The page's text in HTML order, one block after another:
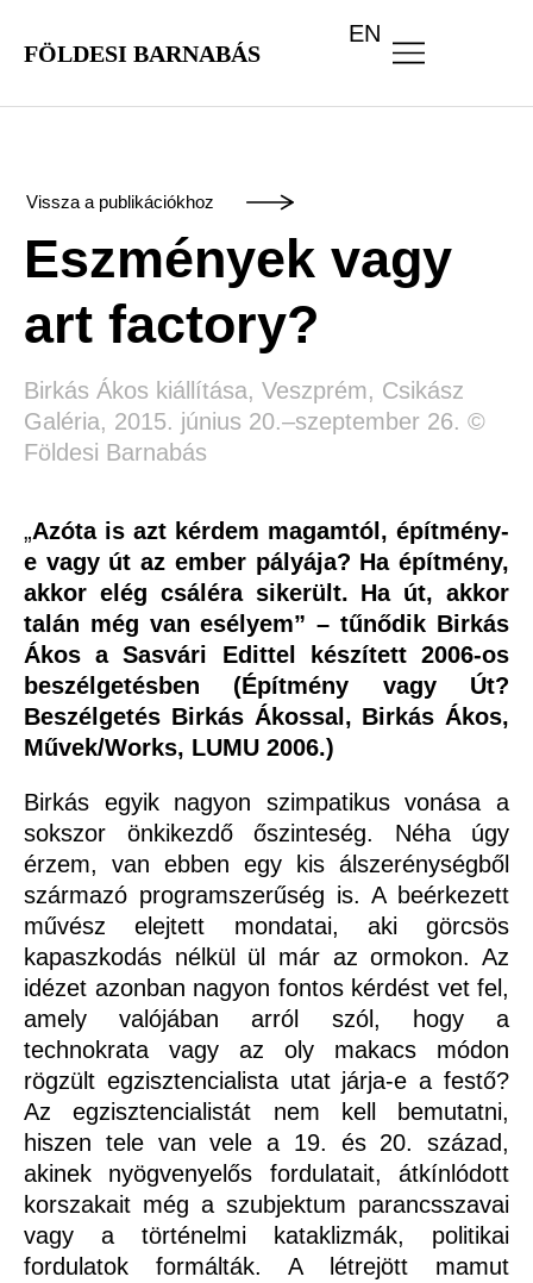
FÖLDESI BARNABÁS
EN
Vissza a publikációkhoz
Eszmények vagy
art factory?
Birkás Ákos kiállítása, Veszprém, Csikász
Galéria, 2015. június 20.–szeptember 26. ©
Földesi Barnabás
„Azóta is azt kérdem magamtól, építmény-
e vagy út az ember pályája? Ha építmény,
akkor elég csáléra sikerült. Ha út, akkor
talán még van esélyem” – tűnődik Birkás
Ákos a Sasvári Edittel készített 2006-os
beszélgetésben (Építmény vagy Út?
Beszélgetés Birkás Ákossal, Birkás Ákos,
Művek/Works, LUMU 2006.)
Birkás egyik nagyon szimpatikus vonása a
sokszor önkikezdő őszinteség. Néha úgy
érzem, van ebben egy kis álszerénységből
származó programszerűség is. A beérkezett
művész elejtett mondatai, aki görcsös
kapaszkodás nélkül ül már az ormokon. Az
idézet azonban nagyon fontos kérdést vet fel,
amely valójában arról szól, hogy a
technokrata vagy az oly makacs módon
rögzült egzisztencialista utat járja-e a festő?
Az egzisztencialistát nem kell bemutatni,
hiszen tele van vele a 19. és 20. század,
akinek nyögvenyelős fordulatait, átkínlódott
korszakait még a szubjektum parancsszavai
vagy a történelmi kataklizmák, politikai
fordulatok formálták. A létrejött mamut